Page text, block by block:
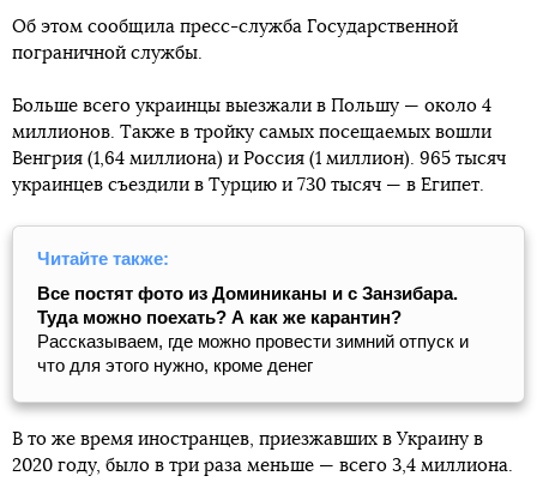
Об этом сообщила пресс-служба Государственной
пограничной службы.
Больше всего украинцы выезжали в Польшу — около 4
миллионов. Также в тройку самых посещаемых вошли
Венгрия (1,64 миллиона) и Россия (1 миллион). 965 тысяч
украинцев съездили в Турцию и 730 тысяч — в Египет.
Читайте также:
Все постят фото из Доминиканы и с Занзибара.
Туда можно поехать? А как же карантин?
Рассказываем, где можно провести зимний отпуск и
что для этого нужно, кроме денег
В то же время иностранцев, приезжавших в Украину в
2020 году, было в три раза меньше — всего 3,4 миллиона.